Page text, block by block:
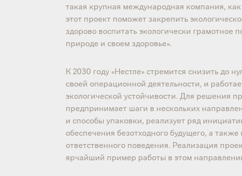
такая крупная международная компания,
этот проект поможет закрепить
здорово воспитать экологически
природе и своем здоровье».
К 2030 году «Нестле» стремится снизить до
своей операционной деятельности, и
экологической устойчивости. Для решения
предпринимает шаги в нескольких
и способы упаковки, реализует ряд
обеспечения безотходного будущего, а
ответственного поведения. Реализация
ярчайший пример работы в этом